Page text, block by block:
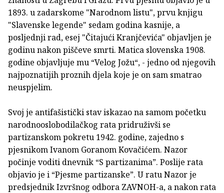
1893. u zadarskome "Narodnom listu", prvu knjigu
"Slavenske legende" sedam godina kasnije, a
posljednji rad, esej "Čitajući Kranjčevića" objavljen je
godinu nakon piščeve smrti. Matica slovenska 1908.
godine objavljuje mu “Velog Jožu“, - jedno od njegovih
najpoznatijih proznih djela koje je on sam smatrao
neuspjelim.
Svoj je antifašistički stav iskazao na samom početku
narodnooslobodilačkog rata pridruživši se
partizanskom pokretu 1942. godine, zajedno s
pjesnikom Ivanom Goranom Kovačićem. Nazor
počinje voditi dnevnik “S partizanima”. Poslije rata
objavio je i “Pjesme partizanske”. U ratu Nazor je
predsjednik Izvršnog odbora ZAVNOH-a, a nakon rata